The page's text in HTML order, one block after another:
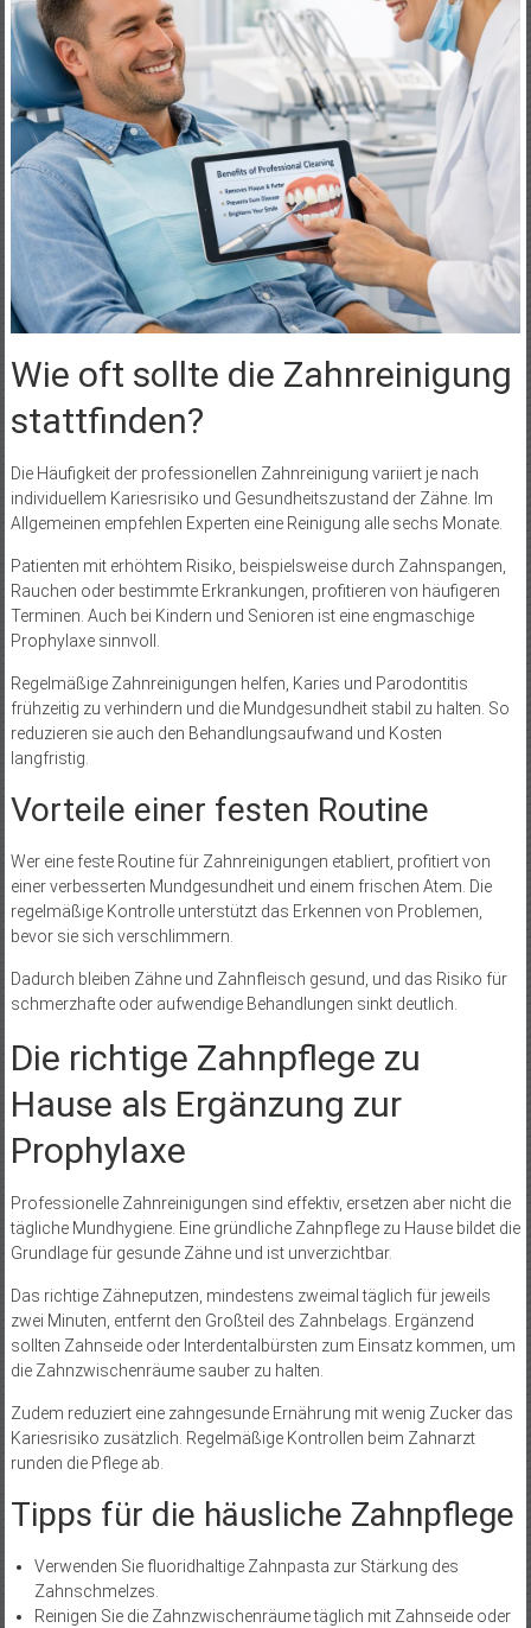
Wie oft sollte die Zahnreinigung
stattfinden?
Die Häufigkeit der professionellen Zahnreinigung variiert je nach
individuellem Kariesrisiko und Gesundheitszustand der Zähne. Im
Allgemeinen empfehlen Experten eine Reinigung alle sechs Monate.
Patienten mit erhöhtem Risiko, beispielsweise durch Zahnspangen,
Rauchen oder bestimmte Erkrankungen, profitieren von häufigeren
Terminen. Auch bei Kindern und Senioren ist eine engmaschige
Prophylaxe sinnvoll.
Regelmäßige Zahnreinigungen helfen, Karies und Parodontitis
frühzeitig zu verhindern und die Mundgesundheit stabil zu halten. So
reduzieren sie auch den Behandlungsaufwand und Kosten
langfristig.
Vorteile einer festen Routine
Wer eine feste Routine für Zahnreinigungen etabliert, profitiert von
einer verbesserten Mundgesundheit und einem frischen Atem. Die
regelmäßige Kontrolle unterstützt das Erkennen von Problemen,
bevor sie sich verschlimmern.
Dadurch bleiben Zähne und Zahnfleisch gesund, und das Risiko für
schmerzhafte oder aufwendige Behandlungen sinkt deutlich.
Die richtige Zahnpflege zu
Hause als Ergänzung zur
Prophylaxe
Professionelle Zahnreinigungen sind effektiv, ersetzen aber nicht die
tägliche Mundhygiene. Eine gründliche Zahnpflege zu Hause bildet die
Grundlage für gesunde Zähne und ist unverzichtbar.
Das richtige Zähneputzen, mindestens zweimal täglich für jeweils
zwei Minuten, entfernt den Großteil des Zahnbelags. Ergänzend
sollten Zahnseide oder Interdentalbürsten zum Einsatz kommen, um
die Zahnzwischenräume sauber zu halten.
Zudem reduziert eine zahngesunde Ernährung mit wenig Zucker das
Kariesrisiko zusätzlich. Regelmäßige Kontrollen beim Zahnarzt
runden die Pflege ab.
Tipps für die häusliche Zahnpflege
Verwenden Sie fluoridhaltige Zahnpasta zur Stärkung des
Zahnschmelzes.
Reinigen Sie die Zahnzwischenräume täglich mit Zahnseide oder